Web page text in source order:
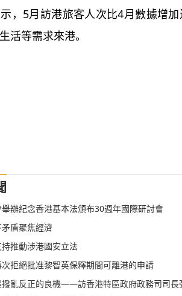
5月訪港旅客人次比4月數據增加
活等需求來港。
辦紀念香港基本法頒布30週年國際研討會
盾聚焦經濟
推動涉港國安立法
拒絕批准黎智英保釋期間可離港的申請
撥亂反正的良機——訪香港特區政府政務司司長